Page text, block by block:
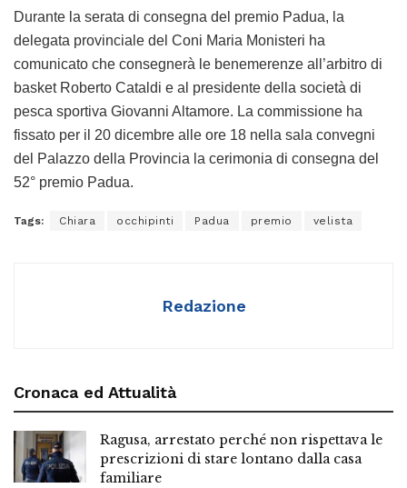
Durante la serata di consegna del premio Padua, la
delegata provinciale del Coni Maria Monisteri ha
comunicato che consegnerà le benemerenze all’arbitro di
basket Roberto Cataldi e al presidente della società di
pesca sportiva Giovanni Altamore. La commissione ha
fissato per il 20 dicembre alle ore 18 nella sala convegni
del Palazzo della Provincia la cerimonia di consegna del
52° premio Padua.
Tags: Chiara occhipinti Padua premio velista
Redazione
Cronaca ed Attualità
Ragusa, arrestato perché non rispettava le
prescrizioni di stare lontano dalla casa
familiare